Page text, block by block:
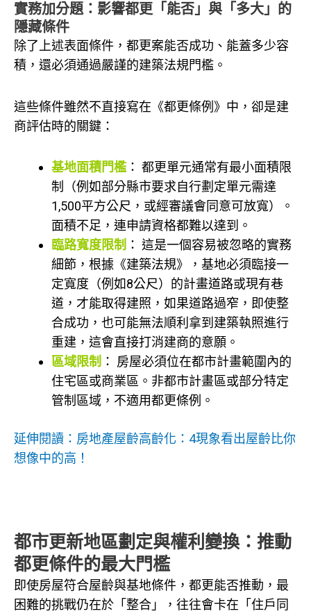
實務加分題：影響都更「能否」與「多大」的
隱藏條件
除了上述表面條件，都更案能否成功、能蓋多少容
積，還必須通過嚴謹的建築法規門檻。
這些條件雖然不直接寫在《都更條例》中，卻是建
商評估時的關鍵：
基地面積門檻 ： 都更單元通常有最小面積限
制（例如部分縣市要求自行劃定單元需達
1,500平方公尺，或經審議會同意可放寬）。
面積不足，連申請資格都難以達到。
臨路寬度限制 ： 這是一個容易被忽略的實務
細節，根據《建築法規》，基地必須臨接一
定寬度（例如8公尺）的計畫道路或現有巷
道，才能取得建照，如果道路過窄，即使整
合成功，也可能無法順利拿到建築執照進行
重建，這會直接打消建商的意願。
區域限制 ： 房屋必須位在都市計畫範圍內的
住宅區或商業區。非都市計畫區或部分特定
管制區域，不適用都更條例。
延伸閱讀：房地產屋齡高齡化：4現象看出屋齡比你
想像中的高！
都市更新地區劃定與權利變換：推動
都更條件的最大門檻
即使房屋符合屋齡與基地條件，都更能否推動，最
困難的挑戰仍在於「整合」，往往會卡在「住戶同